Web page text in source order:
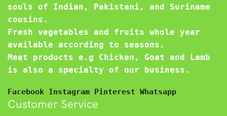
souls of Indian, Pakistani, and Suriname
cousins.
Fresh vegetables and fruits whole year
available according to seasons.
Meat products e.g Chicken, Goat and Lamb
is also a specialty of our business.
Facebook Instagram Pinterest Whatsapp
Customer Service